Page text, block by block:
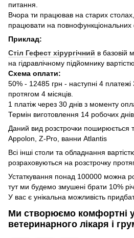
питання.
Вчора ти працював на старих
працювати на
Приклад:
Стіл Гефест хірургічний в базовій
на гідравлічному підйомнику
Схема оплати:
50% - 12485 грн - наступні 4
протягом 4 місяців.
1 платіж через 30 днів з моменту
Термін виготовлення 14 робочих
Даний вид розстрочки поширюється
Appolon, Z-Pro, ванни Atlantis
Всі інші столи та обладнання
розраховуються на розстрочку
Устаткування понад 100000 можна
тут ми будемо змушені брати 10%
У вас є унікальна можливість
Ми створюємо комфортні
ветеринарного лікаря і